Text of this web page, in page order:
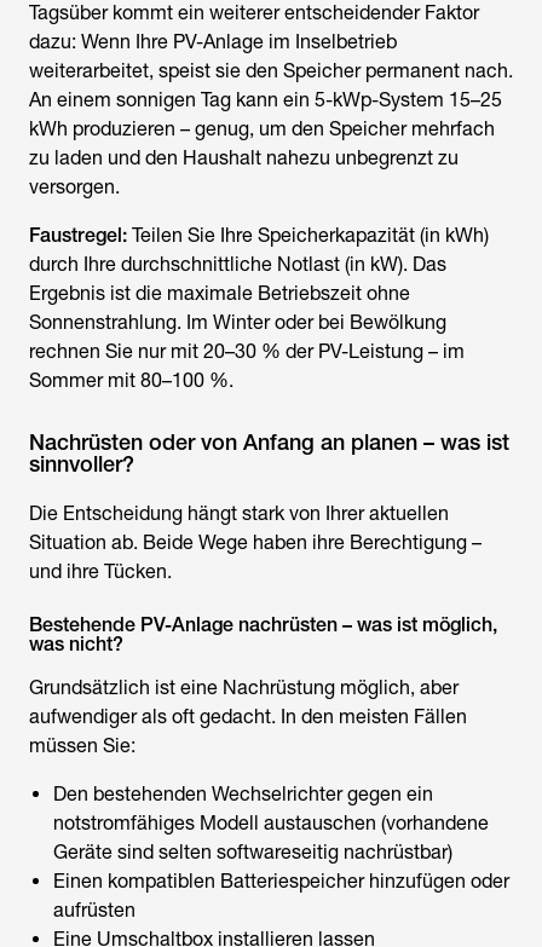
Tagsüber kommt ein weiterer entscheidender Faktor
dazu: Wenn Ihre PV-Anlage im Inselbetrieb
weiterarbeitet, speist sie den Speicher permanent nach.
An einem sonnigen Tag kann ein 5-kWp-System 15–25
kWh produzieren – genug, um den Speicher mehrfach
zu laden und den Haushalt nahezu unbegrenzt zu
versorgen.
Faustregel: Teilen Sie Ihre Speicherkapazität (in kWh)
durch Ihre durchschnittliche Notlast (in kW). Das
Ergebnis ist die maximale Betriebszeit ohne
Sonnenstrahlung. Im Winter oder bei Bewölkung
rechnen Sie nur mit 20–30 % der PV-Leistung – im
Sommer mit 80–100 %.
Nachrüsten oder von Anfang an planen – was ist
sinnvoller?
Die Entscheidung hängt stark von Ihrer aktuellen
Situation ab. Beide Wege haben ihre Berechtigung –
und ihre Tücken.
Bestehende PV-Anlage nachrüsten – was ist möglich,
was nicht?
Grundsätzlich ist eine Nachrüstung möglich, aber
aufwendiger als oft gedacht. In den meisten Fällen
müssen Sie:
Den bestehenden Wechselrichter gegen ein
notstromfähiges Modell austauschen (vorhandene
Geräte sind selten softwareseitig nachrüstbar)
Einen kompatiblen Batteriespeicher hinzufügen oder
aufrüsten
Eine Umschaltbox installieren lassen